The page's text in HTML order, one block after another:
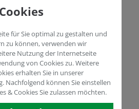
Kontinent. Wenn jetzt noch
hinzukommen, ist für
es gibt nur noch die Flucht
Unbekannte.
Böden fast überall zur
taugen, sind
und Humuspräparate schon
und beinahe am
für Sie optimal zu gestalten und
zu können, verwenden wir
Nutzung der Internetseite
von Cookies zu. Weitere
erhalten Sie in unserer
. Nachfolgend können Sie einstellen
& Cookies Sie zulassen möchten.